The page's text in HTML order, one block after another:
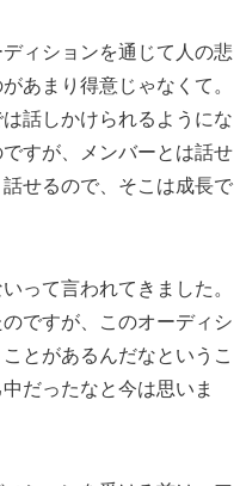
ィションを通じて人の悲
あまり得意じゃなくて。
話しかけられるようにな
すが、メンバーとは話せ
せるので、そこは成長で
って言われてきました。
ですが、このオーディシ
とがあるんだなというこ
だったなと今は思いま